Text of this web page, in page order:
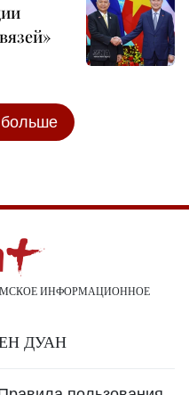
больше
ИНФОРМАЦИОННОЕ
ДУАН